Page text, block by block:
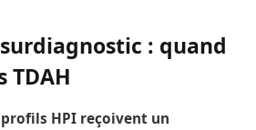
: quand
TDAH
HPI reçoivent un